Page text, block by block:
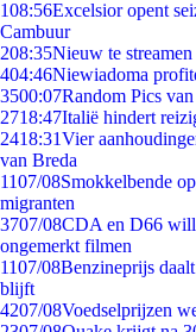
108:56Excelsior opent
Cambuur
208:35Nieuw te
404:46Niewiadoma
3500:07Random Pics
2718:47Italië hindert
2418:31Vier
van Breda
1107/08Smokkelbende
migranten
3707/08CDA en D66
ongemerkt filmen
1107/08Benzineprijs
blijft
4207/08Voedselprijzen